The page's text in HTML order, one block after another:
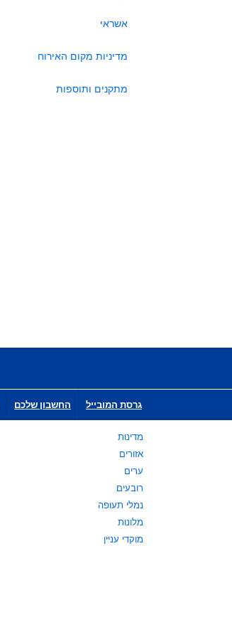
אשראי
מדיניות מקום האירוח
מתקנים ותוספות
גרסת המובייל החשבון שלכם
מדינות
אזורים
ערים
רובעים
נמלי תעופה
מלונות
מוקדי עניין